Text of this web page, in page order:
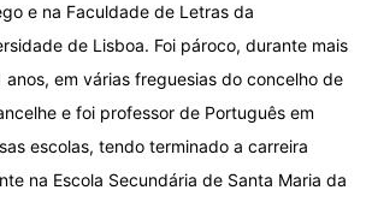
e na Faculdade de Letras da
de Lisboa. Foi pároco, durante mais
anos, em várias freguesias do concelho de
e foi professor de Português em
escolas, tendo terminado a carreira
na Escola Secundária de Santa Maria da